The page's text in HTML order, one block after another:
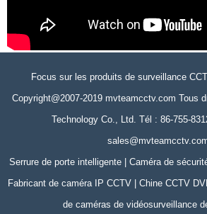
Focus sur les produits de surveillance
Copyright@2007-2019 mvteamcctv.com Tous
Technology Co., Ltd. Tél : 86-755-
Serrure de porte intelligente | Caméra de
Fabricant de caméra IP CCTV | Chine CCTV
de caméras de vidéosurveillance